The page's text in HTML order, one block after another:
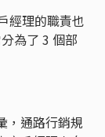
經理的職責也
為了 3 個部
，通路行銷規